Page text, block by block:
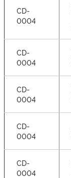
CD-
0004
CD-
0004
CD-
0004
CD-
0004
CD-
0004